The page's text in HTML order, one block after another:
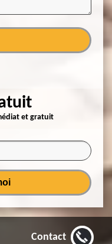
et gratuit
Contact